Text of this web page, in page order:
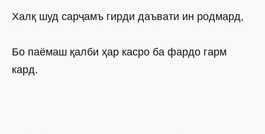
Халқ шуд сарҷамъ гирди даъвати ин родмард,
Бо паёмаш қалби ҳар касро ба фардо гарм
кард.